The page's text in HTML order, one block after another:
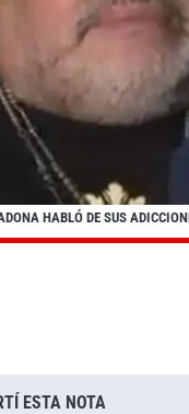
HABLÓ DE SUS
ESTA NOTA